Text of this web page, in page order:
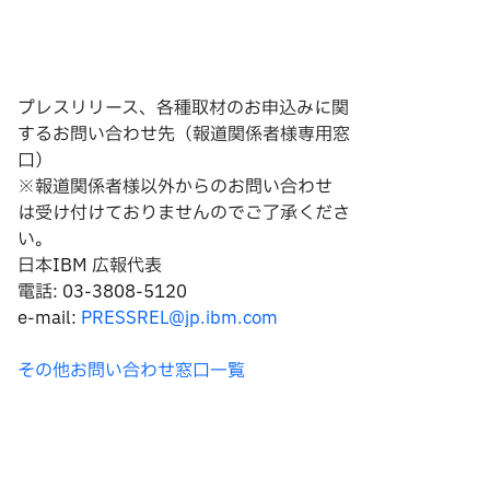
プレスリリース、各種取材のお申込みに関
するお問い合わせ先（報道関係者様専用窓
口）
※報道関係者様以外からのお問い合わせ
は受け付けておりませんのでご了承くださ
い。
日本IBM 広報代表
電話: 03-3808-5120
e-mail: PRESSREL@jp.ibm.com
その他お問い合わせ窓口一覧